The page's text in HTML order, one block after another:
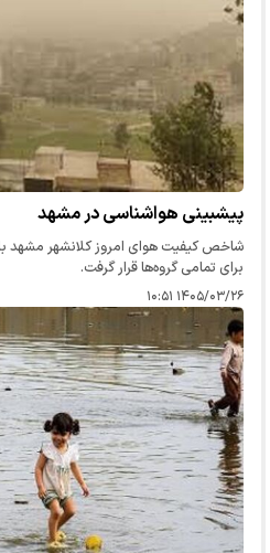
پیشبینی هواشناسی در مشهد
برای تمامی گروه‌ها قرار گرفت.
۱۴۰۵/۰۳/۲۶ ۱۰:۵۱